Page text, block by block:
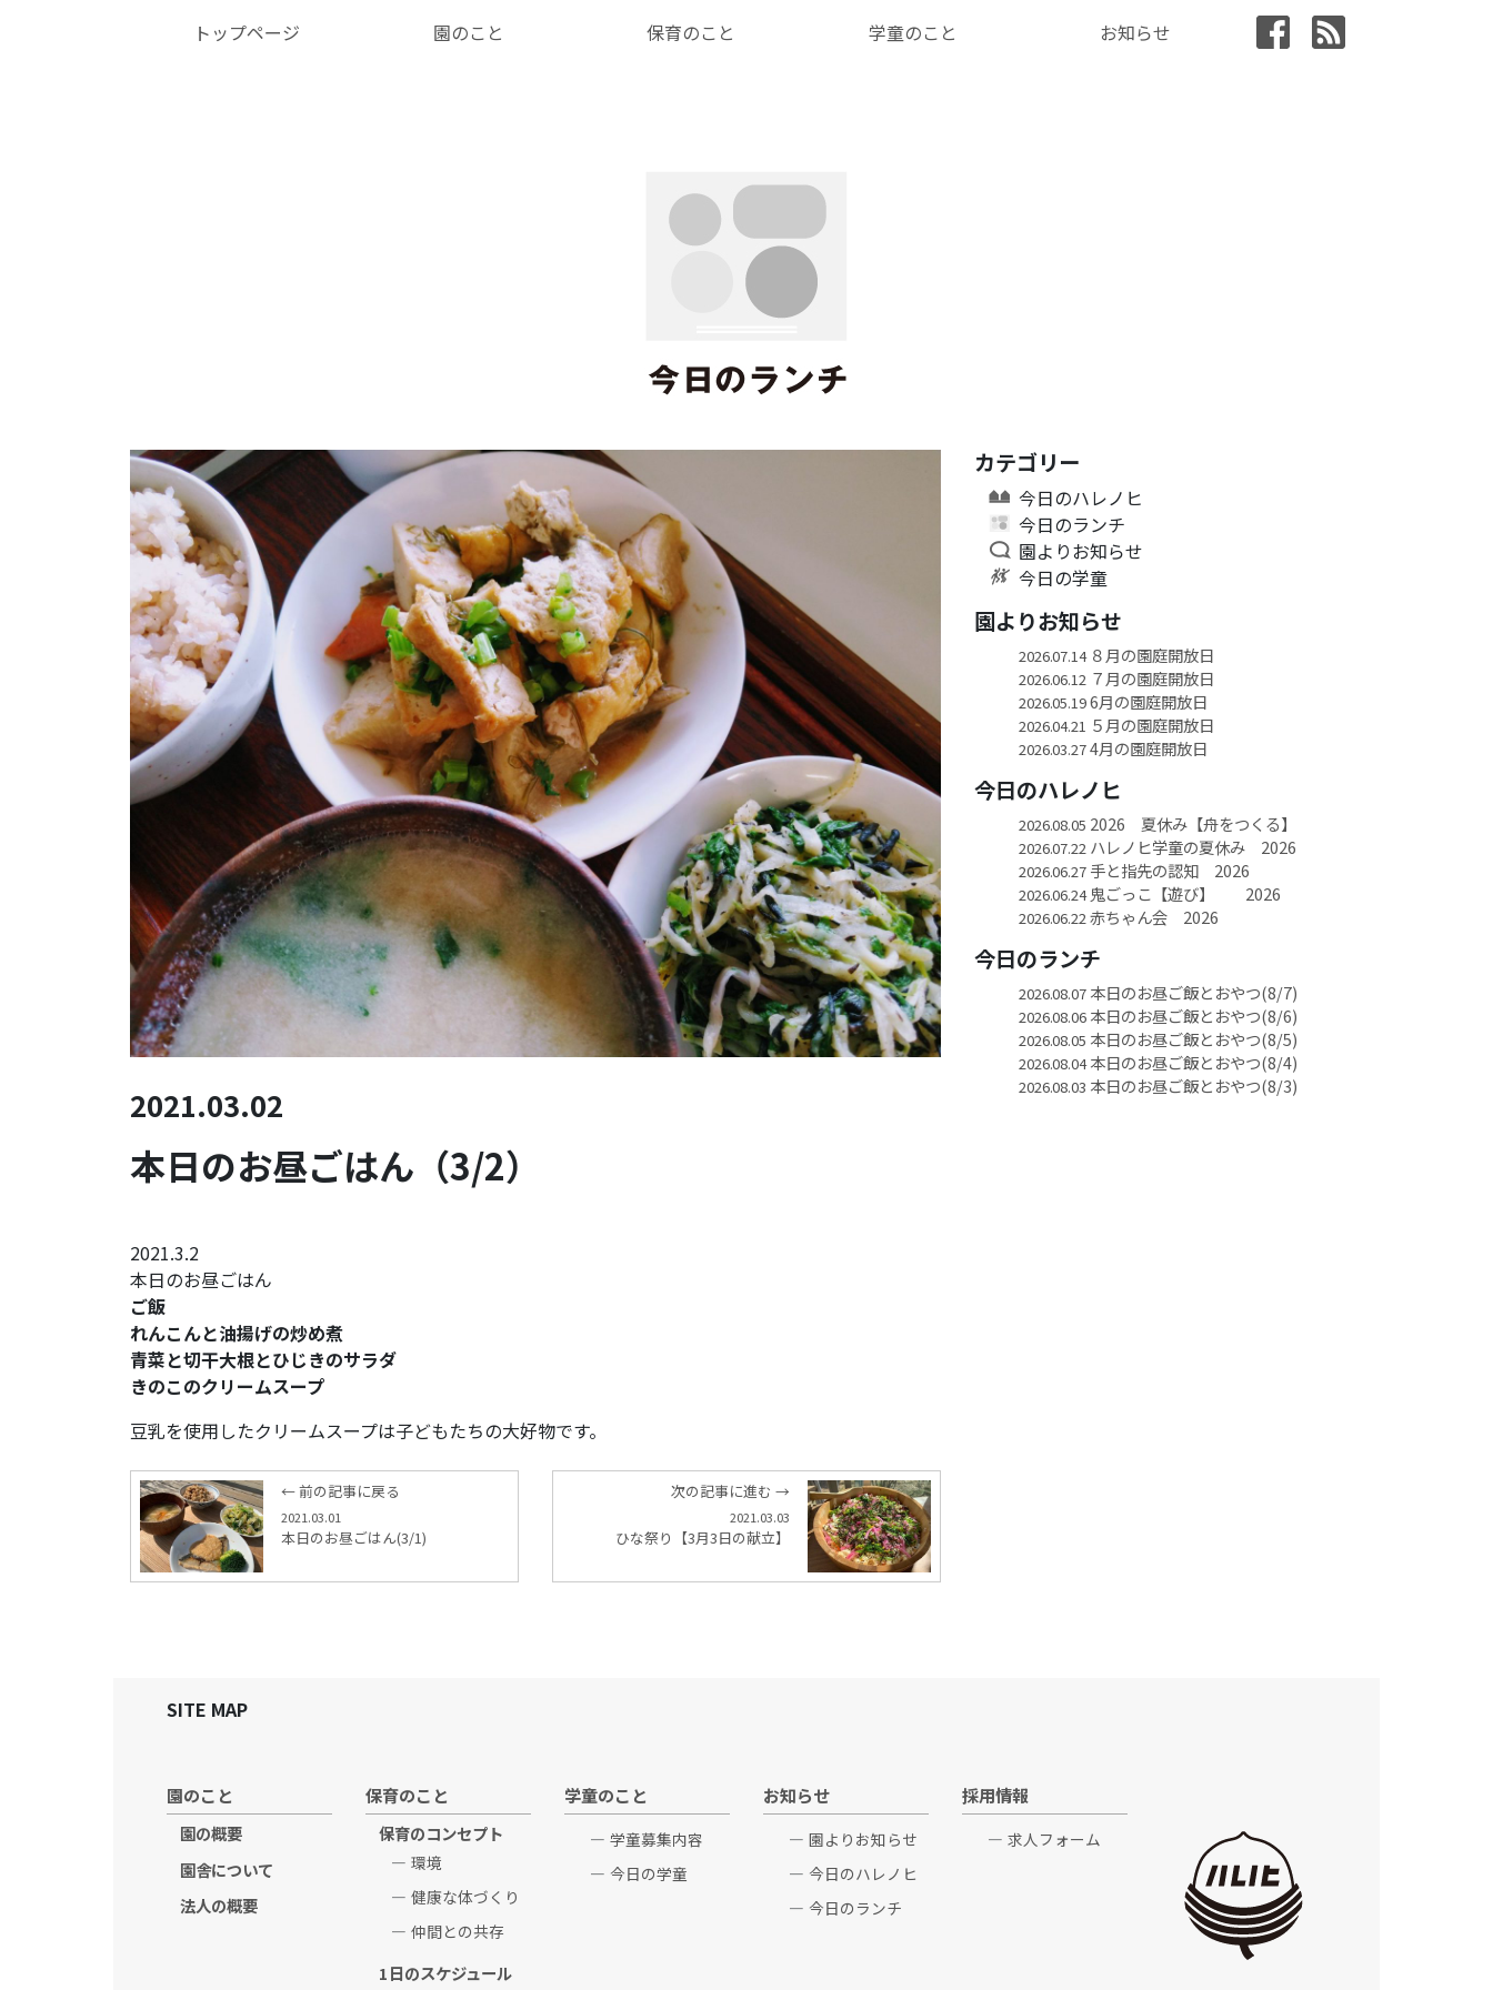
トップページ 園のこと 保育のこと 学童のこと お知らせ
2021.03.02
本日のお昼ごはん（3/2）
2021.3.2
本日のお昼ごはん
ご飯
れんこんと油揚げの炒め煮
青菜と切干大根とひじきのサラダ
きのこのクリームスープ
豆乳を使用したクリームスープは子どもたちの大好物です。
← 前の記事に戻る
2021.03.01
本日のお昼ごはん(3/1)
次の記事に進む →
2021.03.03
ひな祭り【3月3日の献立】
カテゴリー
今日のハレノヒ
今日のランチ
園よりお知らせ
今日の学童
園よりお知らせ
2026.07.14８月の園庭開放日
2026.06.12 ７月の園庭開放日
2026.05.196月の園庭開放日
2026.04.21 ５月の園庭開放日
2026.03.274月の園庭開放日
今日のハレノヒ
2026.08.05 2026 夏休み【舟をつくる】
2026.07.22 ハレノヒ学童の夏休み 2026
2026.06.27手と指先の認知 2026
2026.06.24鬼ごっこ【遊び】 2026
2026.06.22 赤ちゃん会 2026
今日のランチ
2026.08.07本日のお昼ご飯とおやつ(8/7)
2026.08.06本日のお昼ご飯とおやつ(8/6)
2026.08.05 本日のお昼ご飯とおやつ(8/5)
2026.08.04本日のお昼ご飯とおやつ(8/4)
2026.08.03 本日のお昼ご飯とおやつ(8/3)
SITE MAP
園のこと
園の概要
園舎について
法人の概要
保育のこと
保育のコンセプト
環境
健康な体づくり
仲間との共存
1日のスケジュール
学童のこと
学童募集内容
今日の学童
お知らせ
園よりお知らせ
今日のハレノヒ
今日のランチ
採用情報
求人フォーム